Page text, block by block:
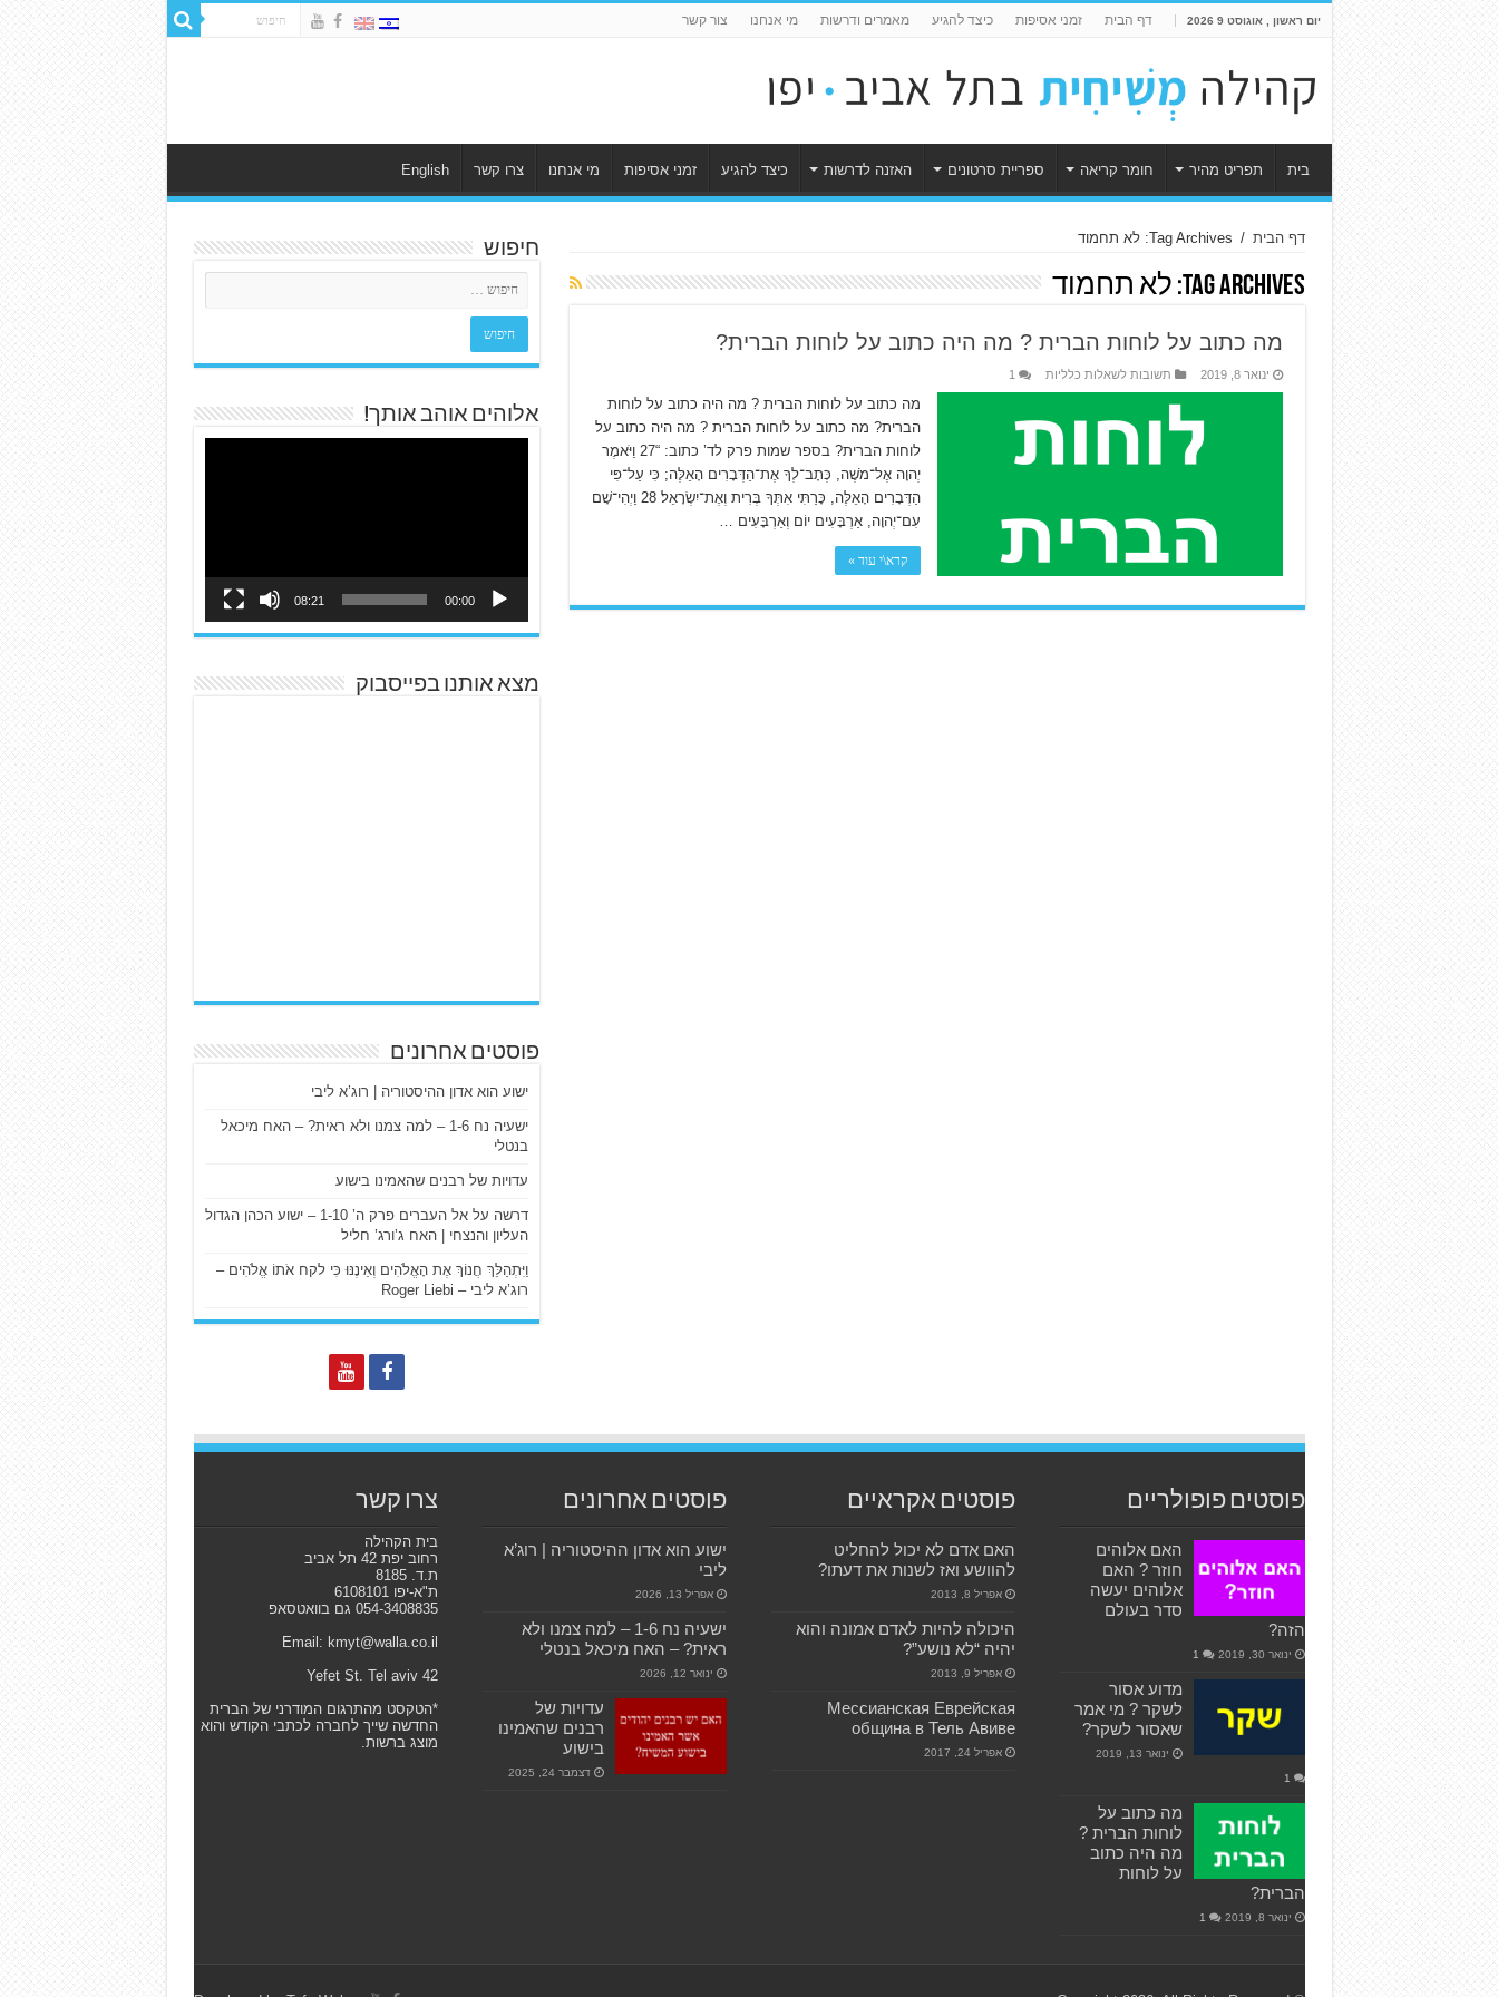
יום ראשון , אוגוסט 9 2026 דף הבית זמני אסיפות כיצד להגיע מאמרים ודרשות מי אנחנו צור קשר
בית תפריט מהיר חומר קריאה ספריית סרטונים האזנה לדרשות כיצד להגיע זמני אסיפות מי אנחנו צרו קשר English
דף הבית / Tag Archives: לא תחמוד
Tag Archives: לא תחמוד
מה כתוב על לוחות הברית ? מה היה כתוב על לוחות הברית?
ינואר 8, 2019 תשובות לשאלות כלליות 1
מה כתוב על לוחות הברית ? מה היה כתוב על לוחות
הברית? מה כתוב על לוחות הברית ? מה היה כתוב על
לוחות הברית? בספר שמות פרק לד’ כתוב: “27 וַיֹּאמֶר
יְהוָה אֶל־מֹשֶׁה, כְּתָב־לְךָ אֶת־הַדְּבָרִים הָאֵלֶּה; כִּי עַל־פִּי
הַדְּבָרִים הָאֵלֶּה, כָּרַתִּי אִתְּךָ בְּרִית וְאֶת־יִשְׂרָאֵל׃ 28 וַיְהִי־שָׁם
עִם־יְהוָה, אַרְבָּעִים יוֹם וְאַרְבָּעִים …
קרא\י עוד »
חיפוש
אלוהים אוהב אותך!
00:00
08:21
מצא אותנו בפייסבוק
פוסטים אחרונים
ישוע הוא אדון ההיסטוריה | רוג’א ליבי
ישעיה נח 1-6 – למה צמנו ולא ראית? – האח מיכאל
בנטלי
עדויות של רבנים שהאמינו בישוע
דרשה על אל העברים פרק ה’ 1-10 – ישוע הכהן הגדול
העליון והנצחי | האח ג’ורג’ חליל
וַיִּתְהַלֵּךְ חֲנוֹךְ אֶת הָאֱלֹהִים וְאֵינֶנּוּ כִּי לקח אֹתוֹ אֱלֹהִים –
רוג’א ליבי – Roger Liebi
פוסטים פופולריים
האם אלוהים
חוזר ? האם
אלוהים יעשה
סדר בעולם
הזה?
ינואר 30, 2019 1
מדוע אסור
לשקר ? מי אמר
שאסור לשקר?
ינואר 13, 2019
1
מה כתוב על
לוחות הברית ?
מה היה כתוב
על לוחות
הברית?
ינואר 8, 2019 1
פוסטים אקראיים
האם אדם לא יכול להחליט
להוושע ואז לשנות את דעתו?
אפריל 8, 2013
היכולה להיות לאדם אמונה והוא
יהיה “לא נושע”?
אפריל 9, 2013
Мессианская Еврейская
община в Тель Авиве
אפריל 24, 2017
פוסטים אחרונים
ישוע הוא אדון ההיסטוריה | רוג’א
ליבי
אפריל 13, 2026
ישעיה נח 1-6 – למה צמנו ולא
ראית? – האח מיכאל בנטלי
ינואר 12, 2026
עדויות של
רבנים שהאמינו
בישוע
דצמבר 24, 2025
צרו קשר
בית הקהילה
רחוב יפת 42 תל אביב
ת.ד. 8185
ת"א-יפו 6108101
054-3408835 גם בוואטסאפ
Email: kmyt@walla.co.il
42 Yefet St. Tel aviv
*הטקסט מהתרגום המודרני של הברית
החדשה שייך לחברה לכתבי הקודש והוא
מוצג ברשות.